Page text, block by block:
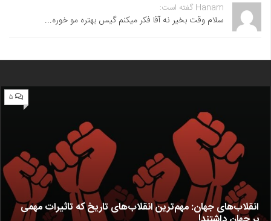
Hanam گفته است:
سلام وقت بخیر نه آقا فکر میکنم گیس بهتره مو خوره...
۵
انقلاب‌های جهان: مهم‌ترین انقلاب‌های تاریخ که تاثیرات مهمی